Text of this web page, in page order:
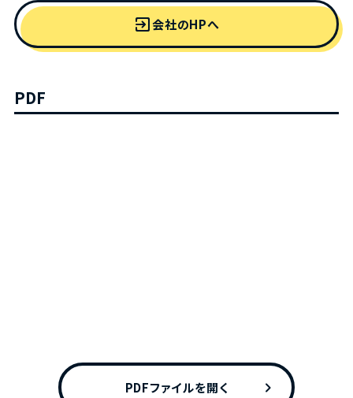
exit_to_app会社のHPへ
PDF
PDFファイルを開く chevron_right